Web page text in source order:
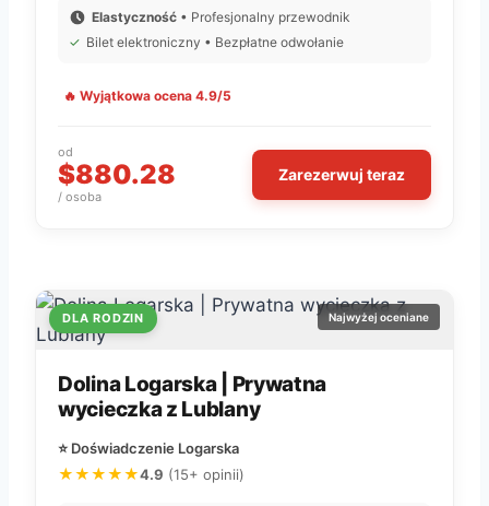
Elastyczność • Profesjonalny przewodnik
✓ Bilet elektroniczny • Bezpłatne odwołanie
🔥 Wyjątkowa ocena 4.9/5
od
$880.28
/ osoba
Zarezerwuj teraz
DLA RODZIN Najwyżej oceniane
Dolina Logarska | Prywatna
wycieczka z Lublany
⭐ Doświadczenie Logarska
★★★★★4.9 (15+ opinii)